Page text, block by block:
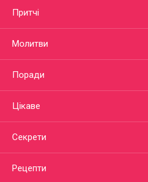
Притчі
Молитви
Поради
Цікаве
Секрети
Рецепти